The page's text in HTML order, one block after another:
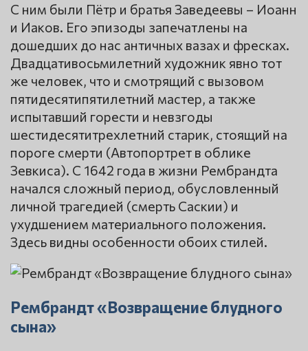
С ним были Пётр и братья Заведеевы – Иоанн
и Иаков. Его эпизоды запечатлены на
дошедших до нас античных вазах и фресках.
Двадцативосьмилетний художник явно тот
же человек, что и смотрящий с вызовом
пятидесятипятилетний мастер, а также
испытавший горести и невзгоды
шестидесятитрехлетний старик, стоящий на
пороге смерти (Автопортрет в облике
Зевкиса). С 1642 года в жизни Рембрандта
начался сложный период, обусловленный
личной трагедией (смерть Саскии) и
ухудшением материального положения.
Здесь видны особенности обоих стилей.
Рембрандт «Возвращение блудного
сына»